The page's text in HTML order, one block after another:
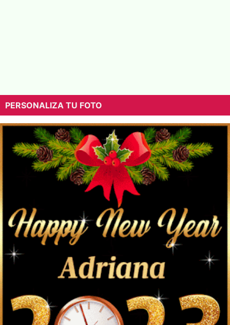
PERSONALIZA TU FOTO